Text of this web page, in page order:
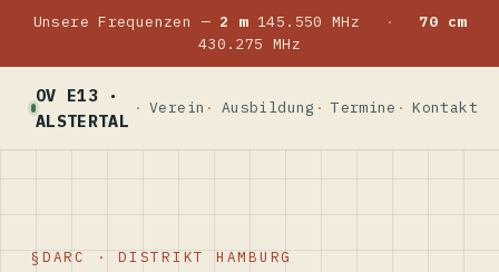
Unsere Frequenzen — 2 m145.550 MHz ·
70 cm
430.275 MHz
OV E13 ·
ALSTERTAL
Verein Ausbildung Termine Kontakt
DARC · DISTRIKT HAMBURG